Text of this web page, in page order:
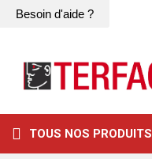
Besoin d'aide ?
TOUS NOS PRODUITS